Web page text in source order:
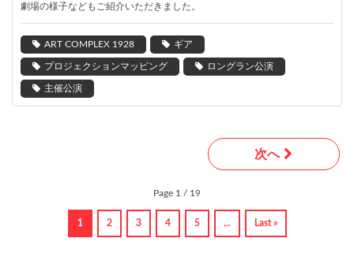
劇場の様子などもご紹介いただきました。
ART COMPLEX 1928 ギア
プロジェクションマッピング ロングラン公演
主催公演
Page 1 / 19
1 2 3 4 5 ...
次へ
Last »